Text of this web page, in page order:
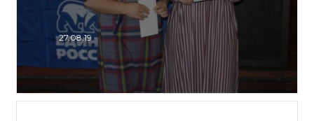
27.08.19